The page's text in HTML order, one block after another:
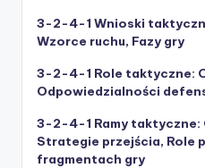
3-2-4-1 Wnioski
Wzorce ruchu, Fazy gry
3-2-4-1 Role taktyczne:
Odpowiedzialności
3-2-4-1 Ramy taktyczne:
Strategie przejścia, Role
fragmentach gry